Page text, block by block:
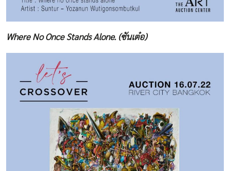
Where No Once Stands Alone. (ซันเต๋อ)